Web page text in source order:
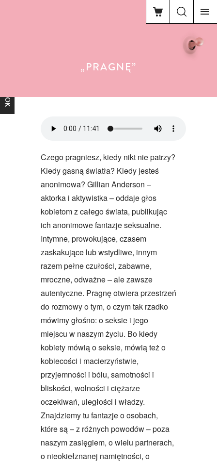
„PRAGNĘ”
FACEBOOK
Czego pragniesz, kiedy nikt nie patrzy?
Kiedy gasną światła? Kiedy jesteś
anonimowa? Gillian Anderson –
aktorka i aktywistka – oddaje głos
kobietom z całego świata, publikując
ich anonimowe fantazje seksualne.
Intymne, prowokujące, czasem
zaskakujące lub wstydliwe, innym
razem pełne czułości, zabawne,
mroczne, odważne – ale zawsze
autentyczne. Pragnę otwiera przestrzeń
do rozmowy o tym, o czym tak rzadko
mówimy głośno: o seksie i jego
miejscu w naszym życiu. Bo kiedy
kobiety mówią o seksie, mówią też o
kobiecości i macierzyństwie,
przyjemności i bólu, samotności i
bliskości, wolności i ciężarze
oczekiwań, uległości i władzy.
Znajdziemy tu fantazje o osobach,
które są – z różnych powodów – poza
naszym zasięgiem, o wielu partnerach,
o nieokiełznanej namiętności, o